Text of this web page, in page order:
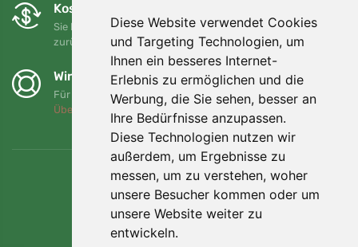
Diese Website verwendet Cookies
und Targeting Technologien, um
Ihnen ein besseres Internet-
Erlebnis zu ermöglichen und die
Werbung, die Sie sehen, besser an
Ihre Bedürfnisse anzupassen.
Diese Technologien nutzen wir
außerdem, um Ergebnisse zu
messen, um zu verstehen, woher
unsere Besucher kommen oder um
unsere Website weiter zu
entwickeln.
Kostenloser Umtausch und Rückgabe
Sie können Ihre Bestellung jederzeit innerhalb von 90 Tagen
zurückgeben oder umtauschen.
Wir unterstützen Trees.org
Für jede Bestellung pflanzen wir einen Baum! Mehr lesen
Über uns